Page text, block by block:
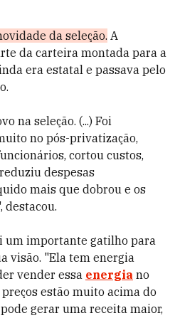
da seleção. A
da carteira montada para a
era estatal e passava pelo
na seleção. (...) Foi
no pós-privatização,
cortou custos,
despesas
mais que dobrou e os
um importante gatilho para
visão. "Ela tem energia
vender essa energia no
estão muito acima do
gerar uma receita maior,